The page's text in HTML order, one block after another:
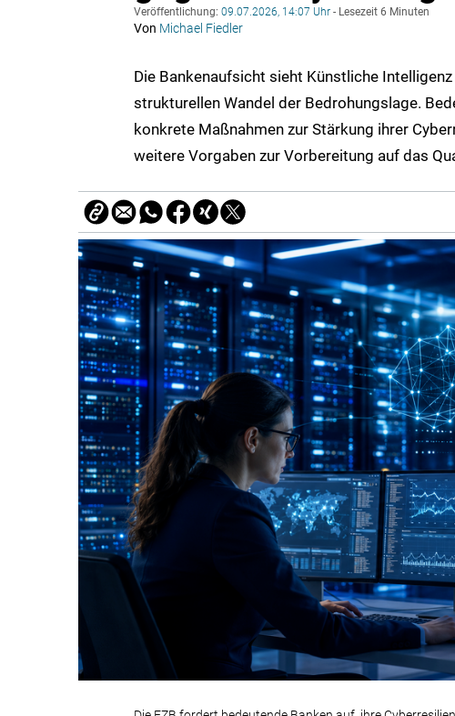
Veröffentlichung: 09.07.2026, 14:07 Uhr - Lesezeit 6 Minuten
Von Michael Fiedler
Die Bankenaufsicht sieht Künstliche
strukturellen Wandel der Bedrohungslage.
konkrete Maßnahmen zur Stärkung ihrer
weitere Vorgaben zur Vorbereitung auf das